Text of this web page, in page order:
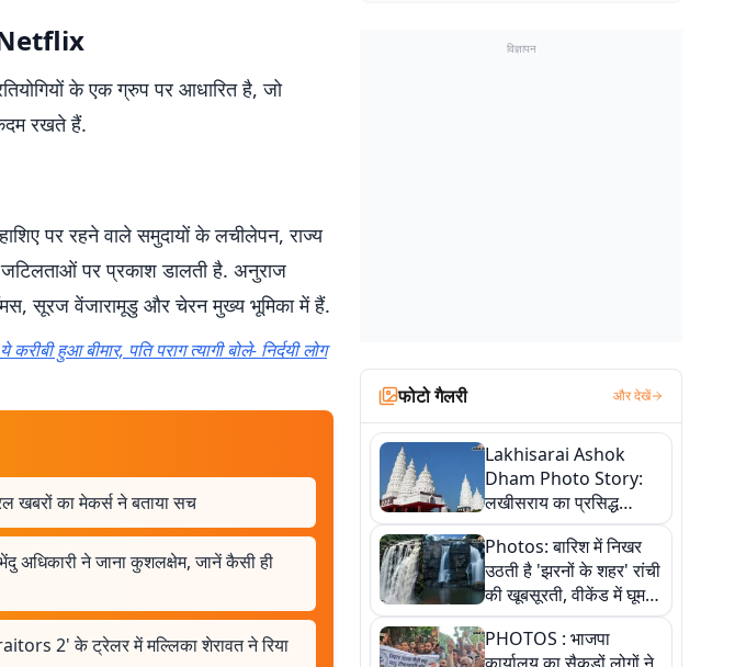
के एक ग्रुप पर आधारित है, जो
रखते हैं.
पर रहने वाले समुदायों के लचीलेपन, राज्य
पर प्रकाश डालती है. अनुराज
सूरज वेंजारामूडु और चेरन मुख्य भूमिका में हैं.
हुआ बीमार, पति पराग त्यागी बोले- निर्दयी लोग
खबरों का मेकर्स ने बताया सच
अधिकारी ने जाना कुशलक्षेम, जानें कैसी ही
2' के ट्रेलर में मल्लिका शेरावत ने रिया
विज्ञापन
फोटो गैलरी और देखें
Lakhisarai Ashok
Dham Photo Story:
लखीसराय का प्रसिद्ध
अशोक धाम—आस्था,
श्रृंगार, अनुष्ठान और
अलौकिक संध्या आरती के
विहंगम दृश्य
Photos: बारिश में निखर
उठती है 'झरनों के शहर' रांची
की खूबसूरती, वीकेंड में घूम
आएं ये 5 वादियां
PHOTOS : भाजपा